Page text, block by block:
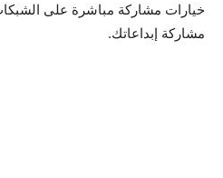
خيارات مشاركة مباشرة على
مشاركة إبداعاتك.